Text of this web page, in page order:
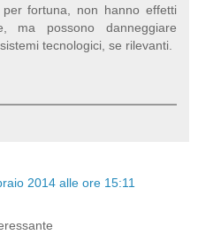
fortuna, non hanno effetti
ma possono danneggiare
tecnologici, se rilevanti.
2014 alle ore 15:11